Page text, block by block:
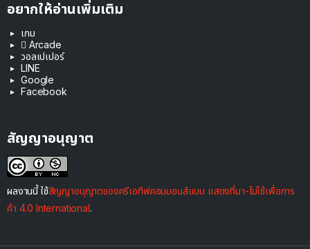
อยากให้อ่านเพิ่มเติม
เกม
 Arcade
วอลเปเปอร์
LINE
Google
Facebook
สัญญาอนุญาต
ผลงานนี้ ใช้สัญญาอนุญาตของครีเอทีฟคอมมอนส์แบบ แสดงที่มา-ไม่ใช้เพื่อการ
ค้า 4.0 International.